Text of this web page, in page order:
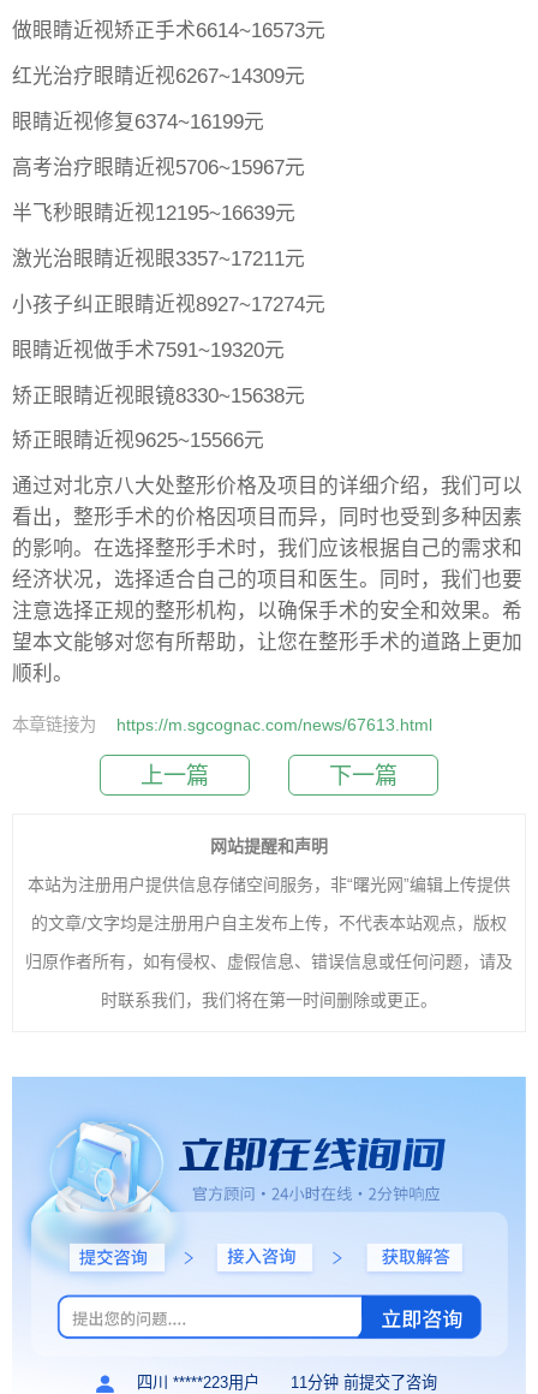
做眼睛近视矫正手术6614~16573元
红光治疗眼睛近视6267~14309元
眼睛近视修复6374~16199元
高考治疗眼睛近视5706~15967元
半飞秒眼睛近视12195~16639元
激光治眼睛近视眼3357~17211元
小孩子纠正眼睛近视8927~17274元
眼睛近视做手术7591~19320元
矫正眼睛近视眼镜8330~15638元
矫正眼睛近视9625~15566元
通过对北京八大处整形价格及项目的详细介绍，我们可以
看出，整形手术的价格因项目而异，同时也受到多种因素
的影响。在选择整形手术时，我们应该根据自己的需求和
经济状况，选择适合自己的项目和医生。同时，我们也要
注意选择正规的整形机构，以确保手术的安全和效果。希
望本文能够对您有所帮助，让您在整形手术的道路上更加
顺利。
本章链接为 https://m.sgcognac.com/news/67613.html
上一篇 下一篇
网站提醒和声明
本站为注册用户提供信息存储空间服务，非“曙光网”编辑上传提供
的文章/文字均是注册用户自主发布上传，不代表本站观点，版权
归原作者所有，如有侵权、虚假信息、错误信息或任何问题，请及
时联系我们，我们将在第一时间删除或更正。
四川 *****223用户 11分钟 前提交了咨询